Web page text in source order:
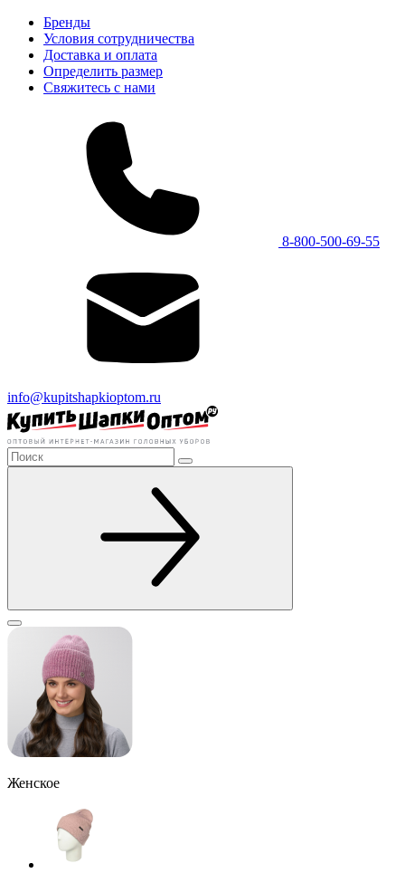
Бренды
Условия сотрудничества
Доставка и оплата
Определить размер
Свяжитесь с нами
8-800-500-69-55
info@kupitshapkioptom.ru
Женское